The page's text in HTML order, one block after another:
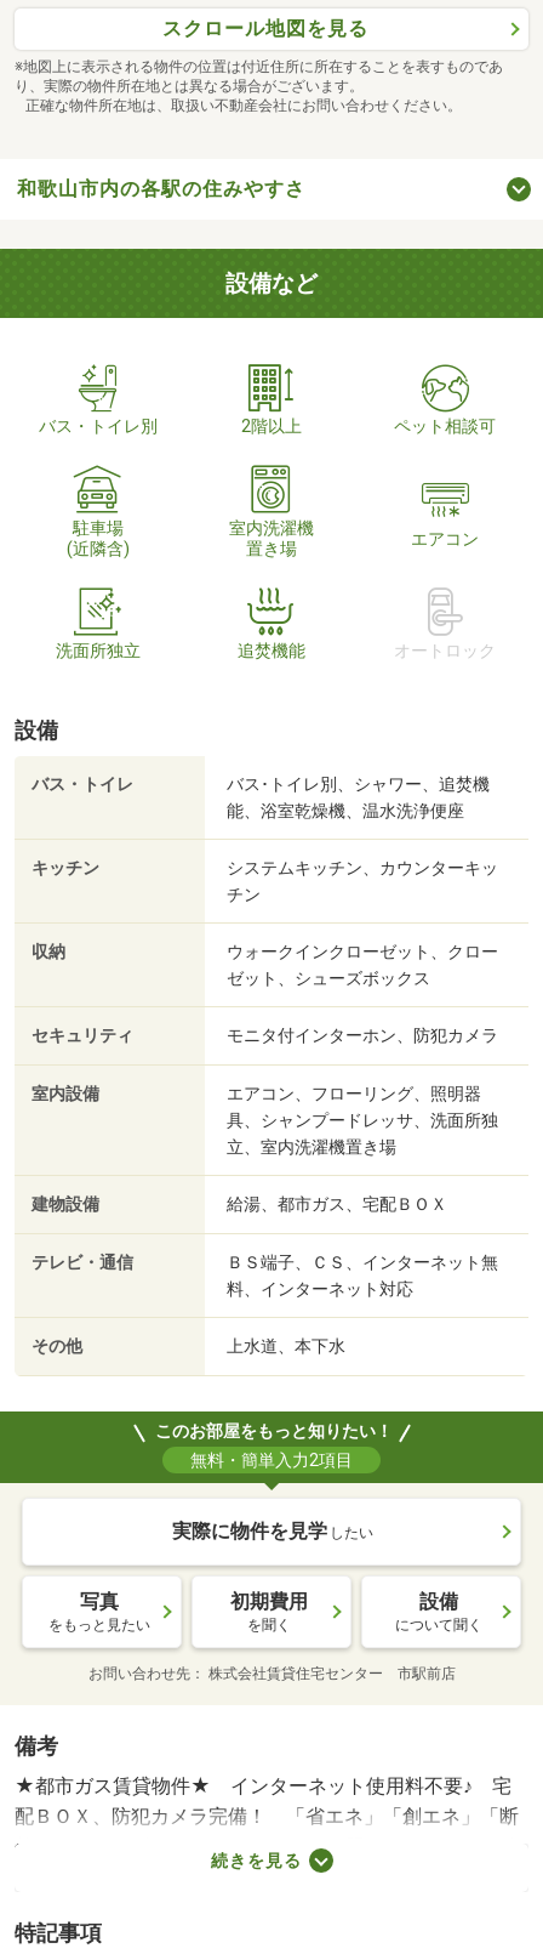
スクロール地図を見る
※地図上に表示される物件の位置は付近住所に所在することを表すものであ
り、実際の物件所在地とは異なる場合がございます。
正確な物件所在地は、取扱い不動産会社にお問い合わせください。
和歌山市内の各駅の住みやすさ
設備など
バス・トイレ別 2階以上 ペット相談可
駐車場
(近隣含)
室内洗濯機
置き場
エアコン
洗面所独立 追焚機能 オートロック
設備
バス・トイレ
バス･トイレ別、シャワー、追焚機
能、浴室乾燥機、温水洗浄便座
キッチン
システムキッチン、カウンターキッ
チン
収納
ウォークインクローゼット、クロー
ゼット、シューズボックス
セキュリティ モニタ付インターホン、防犯カメラ
室内設備
エアコン、フローリング、照明器
具、シャンプードレッサ、洗面所独
立、室内洗濯機置き場
建物設備 給湯、都市ガス、宅配ＢＯＸ
テレビ・通信
ＢＳ端子、ＣＳ、インターネット無
料、インターネット対応
その他 上水道、本下水
このお部屋をもっと知りたい！
無料・簡単入力2項目
実際に物件を見学 したい
写真
をもっと見たい
初期費用
を聞く
設備
について聞く
お問い合わせ先 株式会社賃貸住宅センター 市駅前店
備考
★都市ガス賃貸物件★ インターネット使用料不要♪ 宅
配ＢＯＸ、防犯カメラ完備！ 「省エネ」「創エネ」「断
熱」のＺＥＨ採用☆ 他、エアコン、照明、Ｗ－ＣＬ、追
い焚き、浴室乾燥機など設備充実♪ 徒歩圏内にコンビニや
（犬・猫） ★家具家電レンタル利用可★ 図面や設備が
続きを見る
特記事項